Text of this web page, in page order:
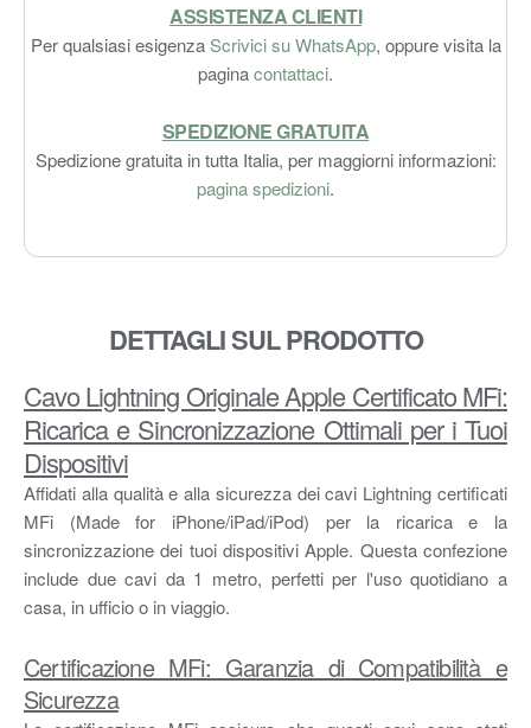
ASSISTENZA CLIENTI
Per qualsiasi esigenzaScrivici su WhatsApp, oppure visita la
paginacontattaci.
SPEDIZIONE GRATUITA
Spedizione gratuita in tutta Italia, per maggiorni informazioni:
pagina spedizioni.
DETTAGLI SUL PRODOTTO
Cavo Lightning Originale Apple Certificato MFi:
Ricarica e Sincronizzazione Ottimali per i Tuoi
Dispositivi
Affidati alla qualità e alla sicurezza dei cavi Lightning certificati
MFi (Made for iPhone/iPad/iPod) per la ricarica e la
sincronizzazione dei tuoi dispositivi Apple. Questa confezione
include due cavi da 1 metro, perfetti per l'uso quotidiano a
casa, in ufficio o in viaggio.
Certificazione MFi: Garanzia di Compatibilità e
Sicurezza